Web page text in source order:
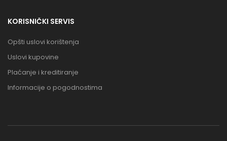
KORISNIČKI SERVIS
Opšti uslovi korištenja
Uslovi kupovine
Plaćanje i kreditiranje
Informacije o pogodnostima